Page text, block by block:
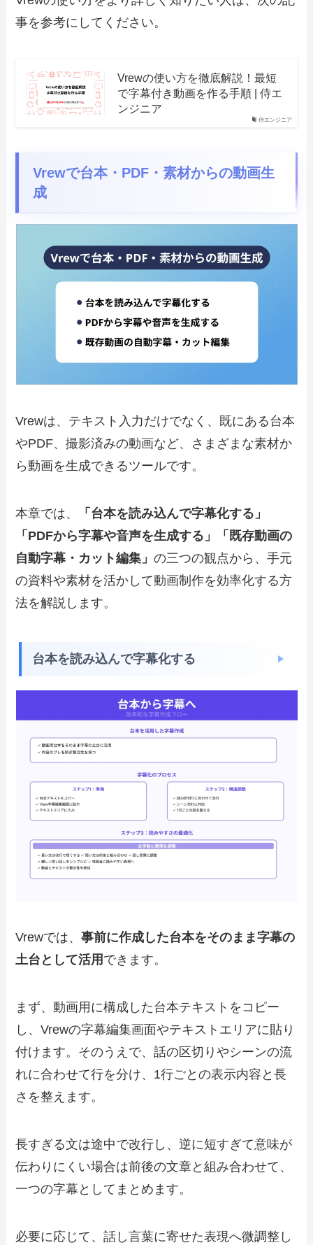
事を参考にしてください。
侍エンジニア
Vrewの使い方を徹底解説！最短
で字幕付き動画を作る手順 | 侍エ
ンジニア
Vrewで台本・PDF・素材からの動画生
成
Vrewは、テキスト入力だけでなく、既にある台本
やPDF、撮影済みの動画など、さまざまな素材か
ら動画を生成できるツールです。
本章では、
「台本を読み込んで字幕化する」
「PDFから字幕や音声を生成する」「既存動画の
自動字幕・カット編集」の三つの観点から、手元
の資料や素材を活かして動画制作を効率化する方
法を解説します。
台本を読み込んで字幕化する
Vrewでは、事前に作成した台本をそのまま字幕の
土台として活用 できます。
まず、動画用に構成した台本テキストをコピー
し、Vrewの字幕編集画面やテキストエリアに貼り
付けます。そのうえで、話の区切りやシーンの流
れに合わせて行を分け、1行ごとの表示内容と長
さを整えます。
長すぎる文は途中で改行し、逆に短すぎて意味が
伝わりにくい場合は前後の文章と組み合わせて、
一つの字幕としてまとめます。
必要に応じて、話し言葉に寄せた表現へ微調整し